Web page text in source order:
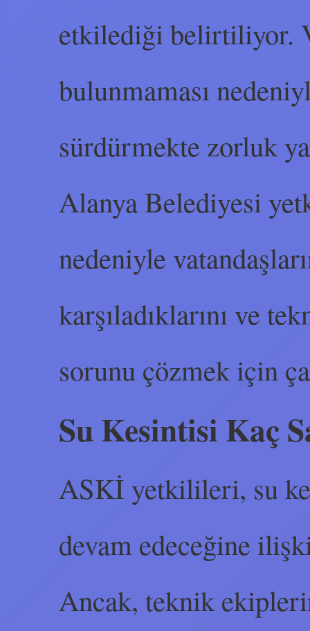
etkilediği belirtiliyor.
bulunmaması
sürdürmekte zorluk
Alanya Belediyesi
nedeniyle
karşıladıklarını ve
sorunu çözmek için
Su Kesintisi Kaç
ASKİ yetkilileri, su
devam edeceğine
Ancak, teknik